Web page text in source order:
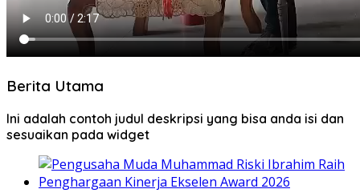
Berita Utama
Ini adalah contoh judul deskripsi yang bisa anda isi dan
sesuaikan pada widget